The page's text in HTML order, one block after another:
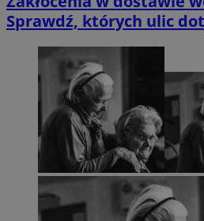
Sprawdź, których ulic